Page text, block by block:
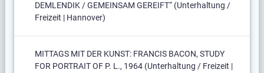
DEMLENDIK / GEMEINSAM GEREIFT“ (Unterhaltung /
Freizeit | Hannover)
MITTAGS MIT DER KUNST: FRANCIS BACON, STUDY
FOR PORTRAIT OF P. L., 1964 (Unterhaltung / Freizeit |